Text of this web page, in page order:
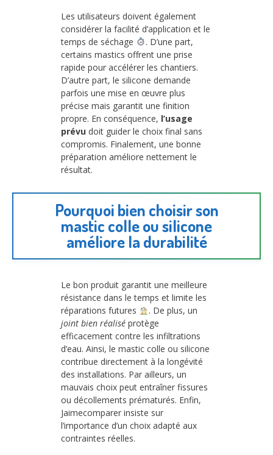
Les utilisateurs doivent également
considérer la facilité d’application et le
temps de séchage
. D’une part,
certains mastics offrent une prise
rapide pour accélérer les chantiers.
D’autre part, le silicone demande
parfois une mise en œuvre plus
précise mais garantit une finition
propre. En conséquence, l’usage
prévu doit guider le choix final sans
compromis. Finalement, une bonne
préparation améliore nettement le
résultat.
Pourquoi bien choisir son
mastic colle ou silicone
améliore la durabilité
Le bon produit garantit une meilleure
résistance dans le temps et limite les
réparations futures
. De plus, un
joint bien réalisé protège
efficacement contre les infiltrations
d’eau. Ainsi, le mastic colle ou silicone
contribue directement à la longévité
des installations. Par ailleurs, un
mauvais choix peut entraîner fissures
ou décollements prématurés. Enfin,
Jaimecomparer insiste sur
l’importance d’un choix adapté aux
contraintes réelles.